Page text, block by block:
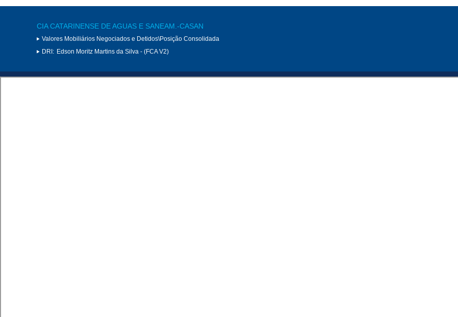
CIA CATARINENSE DE AGUAS E SANEAM.-CASAN
Valores Mobiliários Negociados e Detidos\Posição Consolidada
DRI: Edson Moritz Martins da Silva - (FCA V2)